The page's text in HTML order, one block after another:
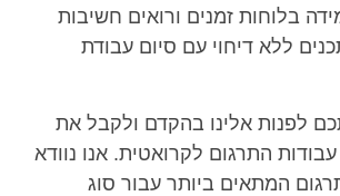
בלוחות זמנים ורואים חשיבות
ללא דיחוי עם סיום עבודת
לפנות אלינו בהקדם ולקבל את
התרגום לקרואטית. אנו נוודא
המתאים ביותר עבור סוג